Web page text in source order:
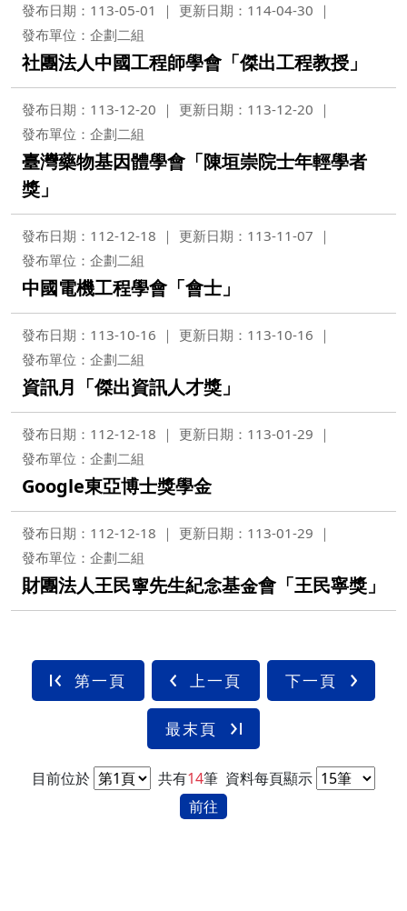
發布日期：113-05-01
更新日期：114-04-30
發布單位：企劃二組
社團法人中國工程師學會「傑出工程教授」
發布日期：113-12-20
更新日期：113-12-20
發布單位：企劃二組
臺灣藥物基因體學會「陳垣崇院士年輕學者
獎」
發布日期：112-12-18
更新日期：113-11-07
發布單位：企劃二組
中國電機工程學會「會士」
發布日期：113-10-16
更新日期：113-10-16
發布單位：企劃二組
資訊月「傑出資訊人才獎」
發布日期：112-12-18
更新日期：113-01-29
發布單位：企劃二組
Google東亞博士獎學金
發布日期：112-12-18
更新日期：113-01-29
發布單位：企劃二組
財團法人王民寧先生紀念基金會「王民寧獎」
第一頁 上一頁 下一頁
最末頁
目前位於 共有14筆 資料每頁顯示
前往